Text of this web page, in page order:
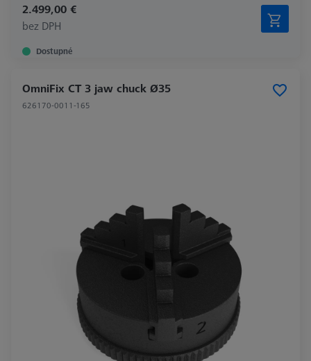
2.499,00 €
bez DPH
Dostupné
OmniFix CT 3 jaw chuck Ø35
626170-0011-165